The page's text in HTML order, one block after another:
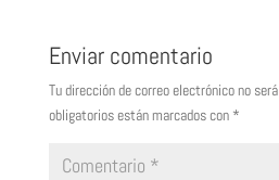
Enviar comentario
Tu dirección de correo electrónico no
obligatorios están marcados con *